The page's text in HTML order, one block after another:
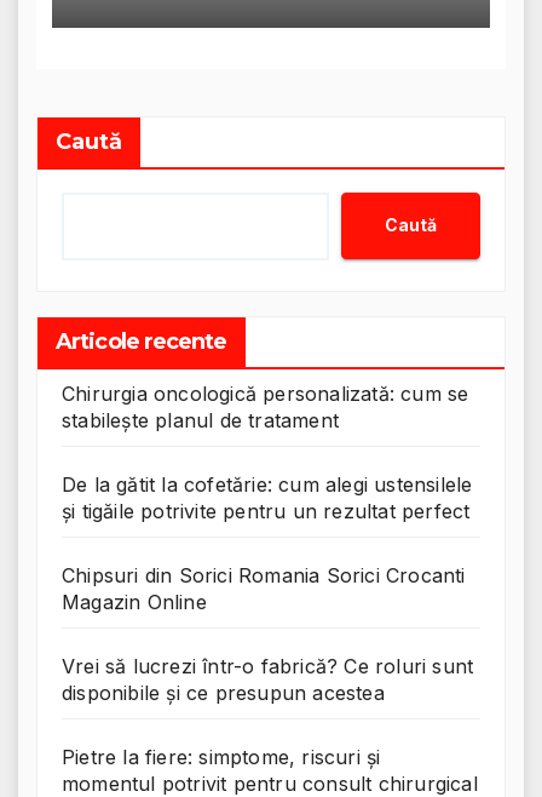
Caută
Caută
Articole recente
Chirurgia oncologică personalizată: cum se
stabilește planul de tratament
De la gătit la cofetărie: cum alegi ustensilele
și tigăile potrivite pentru un rezultat perfect
Chipsuri din Sorici Romania Sorici Crocanti
Magazin Online
Vrei să lucrezi într-o fabrică? Ce roluri sunt
disponibile și ce presupun acestea
Pietre la fiere: simptome, riscuri și
momentul potrivit pentru consult chirurgical